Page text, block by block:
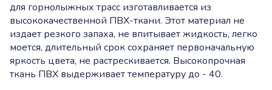
для горнолыжных трасс изготавливается из
высококачественной ПВХ-ткани. Этот материал не
издает резкого запаха, не впитывает жидкость, легко
моется, длительный срок сохраняет первоначальную
яркость цвета, не растрескивается. Высокопрочная
ткань ПВХ выдерживает температуру до - 40.